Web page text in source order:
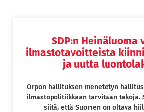
SDP:n Heinäluoma
ilmastotavoitteista
ja uutta
Orpon hallituksen menetetyn
ilmastopolitiikkaan tarvitaan tekoja.
siitä, että Suomen on oltava